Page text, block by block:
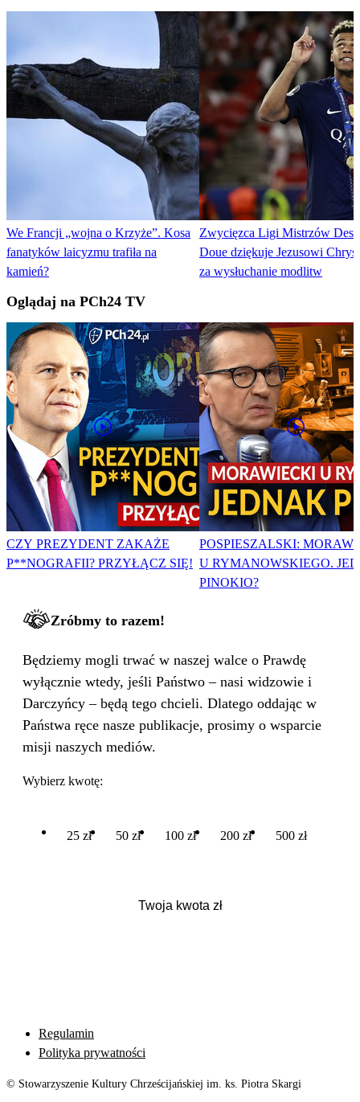
We Francji „wojna o Krzyże”. Kosa
fanatyków laicyzmu trafiła na
kamień?
Zwycięzca Ligi Mistrzów
Doue dziękuje Jezusowi
za wysłuchanie modlitw
Oglądaj na PCh24 TV
CZY PREZYDENT ZAKAŻE
P**NOGRAFII? PRZYŁĄCZ SIĘ!
POSPIESZALSKI:
U RYMANOWSKIEGO.
PINOKIO?
Zróbmy to razem!
Będziemy mogli trwać w naszej walce o Prawdę
wyłącznie wtedy, jeśli Państwo – nasi widzowie i
Darczyńcy – będą tego chcieli. Dlatego oddając w
Państwa ręce nasze publikacje, prosimy o wsparcie
misji naszych mediów.
Wybierz kwotę:
25 zł 50 zł 100 zł 200 zł 500 zł
Regulamin
Polityka prywatności
© Stowarzyszenie Kultury Chrześcijańskiej im. ks. Piotra Skargi